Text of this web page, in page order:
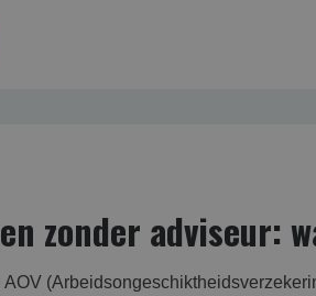
zonder adviseur:
AOV